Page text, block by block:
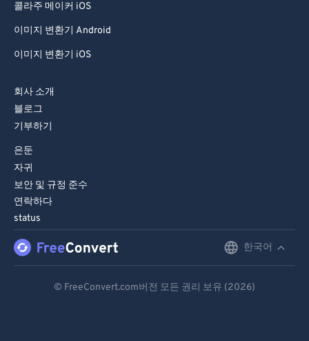
콜라주 메이커 iOS
이미지 변환기 Android
이미지 변환기 iOS
회사 소개
블로그
기부하기
은둔
자귀
보안 및 규정 준수
연락하다
status
한국어
© FreeConvert.com버전 모든 권리 보유 (2026)